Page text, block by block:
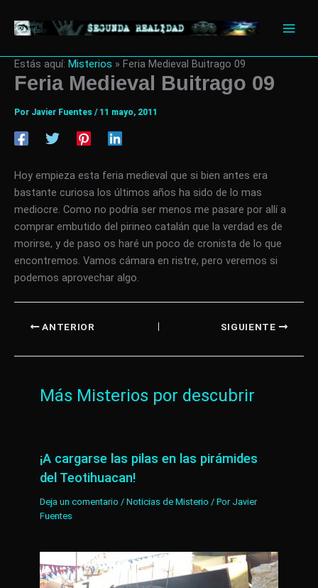
Estás aquí: Misterios » Feria Medieval Buitrago 09
Feria Medieval Buitrago 09
Por Javier Fuentes / 11 mayo, 2011
Hoy empieza esta feria medieval que si bien antes era
bastante curiosa los últimos años ha sido de lo mas
mediocre. Como no podría ser menos me pasare por allí a
comprar embutido del pirineo catalán que la verdad es de
morirse, y de paso os haré un poco de cronista de lo que
encontremos. Vamos cámara en ristre, pero veremos si
podemos aprovechar algo.
ANTERIOR SIGUIENTE
Más Misterios por descubrir
¡A cargarse las pilas en las pirámides
del Teotihuacan!
Deja un comentario /Noticias de Misterio / Por Javier
Fuentes